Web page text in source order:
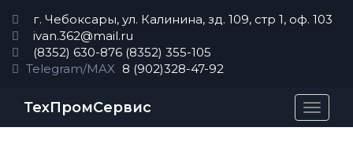
г. Чебоксары, ул. Калинина, зд. 109, стр 1, оф. 103
ivan.362@mail.ru
(8352) 630-876 (8352) 355-105
Telegram/MAX 8 (902)328-47-92
ТехПромСервис